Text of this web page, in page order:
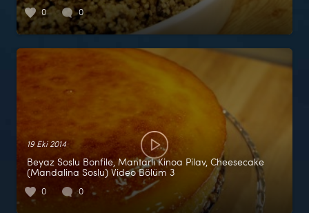
0 0
19 Eki 2014
Beyaz Soslu Bonfile, Mantarlı Kinoa Pilav, Cheesecake
(Mandalina Soslu) Video Bölüm 3
0 0